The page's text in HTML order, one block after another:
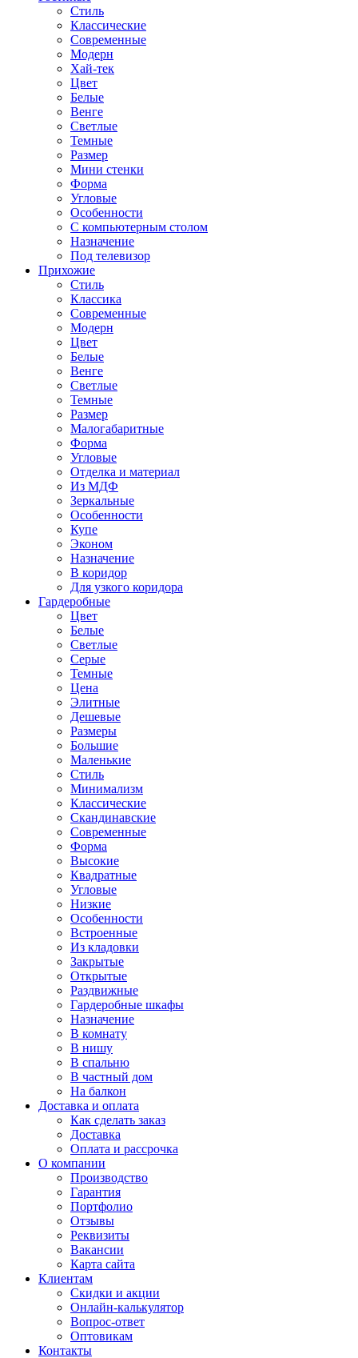
Стиль
Классические
Современные
Модерн
Хай-тек
Цвет
Белые
Венге
Светлые
Темные
Размер
Мини стенки
Форма
Угловые
Особенности
С компьютерным столом
Назначение
Под телевизор
Прихожие
Стиль
Классика
Современные
Модерн
Цвет
Белые
Венге
Светлые
Темные
Размер
Малогабаритные
Форма
Угловые
Отделка и материал
Из МДФ
Зеркальные
Особенности
Купе
Эконом
Назначение
В коридор
Для узкого коридора
Гардеробные
Цвет
Белые
Светлые
Серые
Темные
Цена
Элитные
Дешевые
Размеры
Большие
Маленькие
Стиль
Минимализм
Классические
Скандинавские
Современные
Форма
Высокие
Квадратные
Угловые
Низкие
Особенности
Встроенные
Из кладовки
Закрытые
Открытые
Раздвижные
Гардеробные шкафы
Назначение
В комнату
В нишу
В спальню
В частный дом
На балкон
Доставка и оплата
Как сделать заказ
Доставка
Оплата и рассрочка
О компании
Производство
Гарантия
Портфолио
Отзывы
Реквизиты
Вакансии
Карта сайта
Клиентам
Скидки и акции
Онлайн-калькулятор
Вопрос-ответ
Оптовикам
Контакты